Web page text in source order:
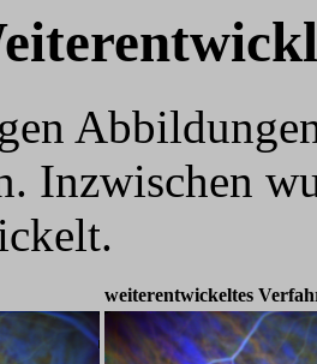
Inzwischen
weiterentwickeltes